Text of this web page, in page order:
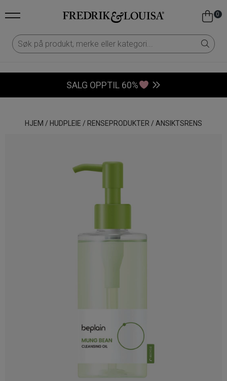
0
SALG OPPTIL 60%
HJEM / HUDPLEIE / RENSEPRODUKTER / ANSIKTSRENS